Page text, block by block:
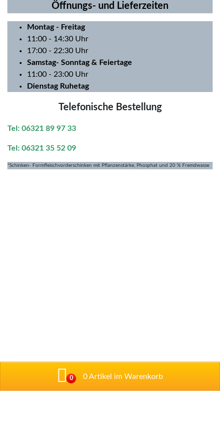
0 0 Artikel im Warenkorb
Öffnungs- und Lieferzeiten
Montag - Freitag
11:00 - 14:30 Uhr
17:00 - 22:30 Uhr
Samstag- Sonntag & Feiertage
11:00 - 23:00 Uhr
Dienstag Ruhetag
Telefonische Bestellung
Tel: 06321 89 97 33
Tel: 06321 35 52 09
*Schinken- Formfleischvorderschinken mit Pflanzenstärke, Phosphat und 20 % Fremdwasse